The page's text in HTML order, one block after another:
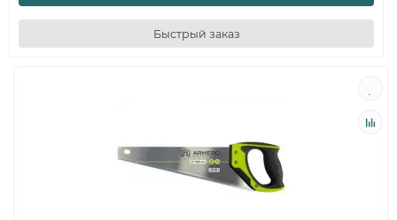
Быстрый заказ